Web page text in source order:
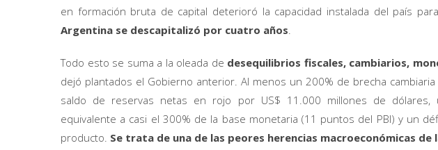
en formación bruta de capital deterioró la capacidad instalada del país
Argentina se descapitalizó por cuatro años.
Todo esto se suma a la oleada de desequilibrios fiscales, cambiarios,
dejó plantados el Gobierno anterior. Al menos un 200% de brecha
saldo de reservas netas en rojo por US$ 11.000 millones de dólares,
equivalente a casi el 300% de la base monetaria (11 puntos del PBI) y un
producto. Se trata de una de las peores herencias macroeconómicas